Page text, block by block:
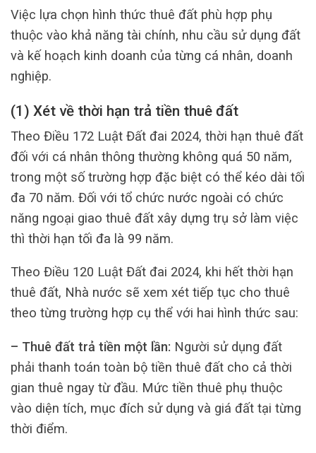
Việc lựa chọn hình thức thuê đất phù hợp phụ
thuộc vào khả năng tài chính, nhu cầu sử dụng đất
và kế hoạch kinh doanh của từng cá nhân, doanh
nghiệp.
(1) Xét về thời hạn trả tiền thuê đất
Theo Điều 172 Luật Đất đai 2024, thời hạn thuê đất
đối với cá nhân thông thường không quá 50 năm,
trong một số trường hợp đặc biệt có thể kéo dài tối
đa 70 năm. Đối với tổ chức nước ngoài có chức
năng ngoại giao thuê đất xây dựng trụ sở làm việc
thì thời hạn tối đa là 99 năm.
Theo Điều 120 Luật Đất đai 2024, khi hết thời hạn
thuê đất, Nhà nước sẽ xem xét tiếp tục cho thuê
theo từng trường hợp cụ thể với hai hình thức sau:
– Thuê đất trả tiền một lần: Người sử dụng đất
phải thanh toán toàn bộ tiền thuê đất cho cả thời
gian thuê ngay từ đầu. Mức tiền thuê phụ thuộc
vào diện tích, mục đích sử dụng và giá đất tại từng
thời điểm.